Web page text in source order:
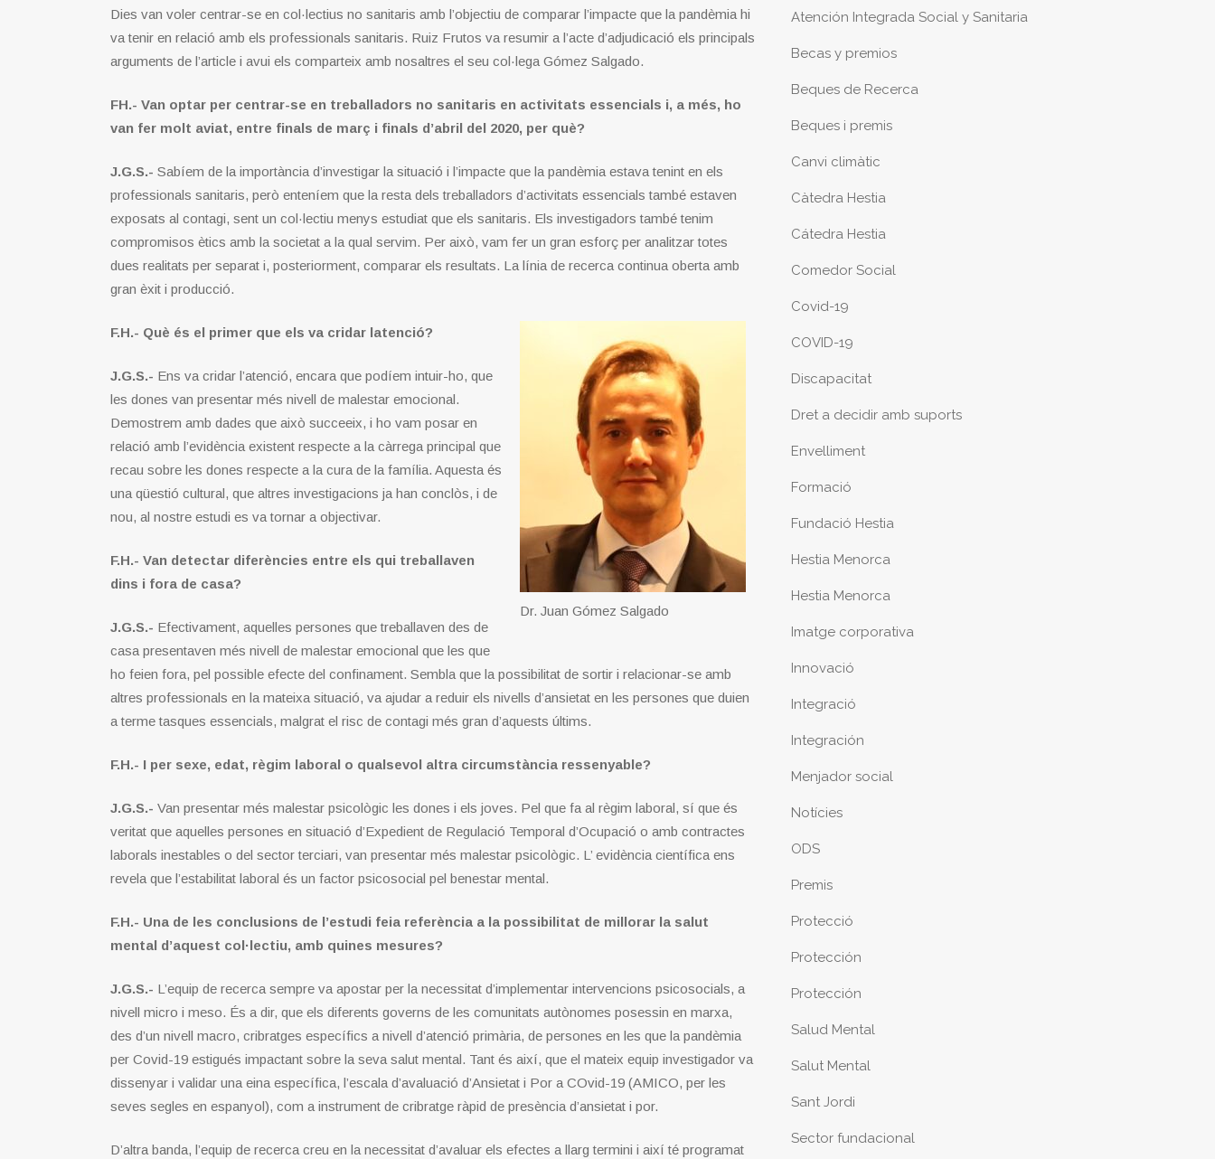
Dies van voler centrar-se en col·lectius no sanitaris amb l’objectiu de comparar l’impacte que la pandèmia hi
va tenir en relació amb els professionals sanitaris. Ruiz Frutos va resumir a l’acte d’adjudicació els principals
arguments de l’article i avui els comparteix amb nosaltres el seu col·lega Gómez Salgado.
FH.- Van optar per centrar-se en treballadors no sanitaris en activitats essencials i, a més, ho
van fer molt aviat, entre finals de març i finals d’abril del 2020, per què?
J.G.S.- Sabíem de la importància d’investigar la situació i l’impacte que la pandèmia estava tenint en els
professionals sanitaris, però enteníem que la resta dels treballadors d’activitats essencials també estaven
exposats al contagi, sent un col·lectiu menys estudiat que els sanitaris. Els investigadors també tenim
compromisos ètics amb la societat a la qual servim. Per això, vam fer un gran esforç per analitzar totes
dues realitats per separat i, posteriorment, comparar els resultats. La línia de recerca continua oberta amb
gran èxit i producció.
Dr. Juan Gómez Salgado
F.H.- Què és el primer que els va cridar latenció?
J.G.S.- Ens va cridar l’atenció, encara que podíem intuir-ho, que
les dones van presentar més nivell de malestar emocional.
Demostrem amb dades que això succeeix, i ho vam posar en
relació amb l’evidència existent respecte a la càrrega principal que
recau sobre les dones respecte a la cura de la família. Aquesta és
una qüestió cultural, que altres investigacions ja han conclòs, i de
nou, al nostre estudi es va tornar a objectivar.
F.H.- Van detectar diferències entre els qui treballaven
dins i fora de casa?
J.G.S.- Efectivament, aquelles persones que treballaven des de
casa presentaven més nivell de malestar emocional que les que
ho feien fora, pel possible efecte del confinament. Sembla que la possibilitat de sortir i relacionar-se amb
altres professionals en la mateixa situació, va ajudar a reduir els nivells d’ansietat en les persones que duien
a terme tasques essencials, malgrat el risc de contagi més gran d’aquests últims.
F.H.- I per sexe, edat, règim laboral o qualsevol altra circumstància ressenyable?
J.G.S.- Van presentar més malestar psicològic les dones i els joves. Pel que fa al règim laboral, sí que és
veritat que aquelles persones en situació d’Expedient de Regulació Temporal d’Ocupació o amb contractes
laborals inestables o del sector terciari, van presentar més malestar psicològic. L’ evidència científica ens
revela que l’estabilitat laboral és un factor psicosocial pel benestar mental.
F.H.- Una de les conclusions de l’estudi feia referència a la possibilitat de millorar la salut
mental d’aquest col·lectiu, amb quines mesures?
J.G.S.- L’equip de recerca sempre va apostar per la necessitat d’implementar intervencions psicosocials, a
nivell micro i meso. És a dir, que els diferents governs de les comunitats autònomes posessin en marxa,
des d’un nivell macro, cribratges específics a nivell d’atenció primària, de persones en les que la pandèmia
per Covid-19 estigués impactant sobre la seva salut mental. Tant és així, que el mateix equip investigador va
dissenyar i validar una eina específica, l’escala d’avaluació d’Ansietat i Por a COvid-19 (AMICO, per les
seves segles en espanyol), com a instrument de cribratge ràpid de presència d’ansietat i por.
D’altra banda, l’equip de recerca creu en la necessitat d’avaluar els efectes a llarg termini i així té programat
Atención Integrada Social y Sanitaria
Becas y premios
Beques de Recerca
Beques i premis
Canvi climàtic
Càtedra Hestia
Cátedra Hestia
Comedor Social
Covid-19
COVID-19
Discapacitat
Dret a decidir amb suports
Envelliment
Formació
Fundació Hestia
Hestia Menorca
Hestia Menorca
Imatge corporativa
Innovació
Integració
Integración
Menjador social
Notícies
ODS
Premis
Protecció
Protección
Protección
Salud Mental
Salut Mental
Sant Jordi
Sector fundacional